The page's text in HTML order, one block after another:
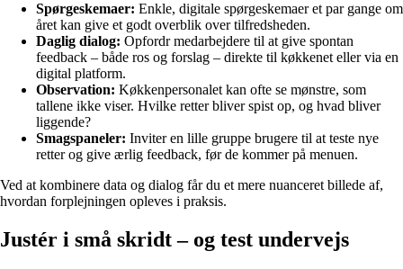
Spørgeskemaer: Enkle, digitale spørgeskemaer et par gange om
året kan give et godt overblik over tilfredsheden.
Daglig dialog: Opfordr medarbejdere til at give spontan
feedback – både ros og forslag – direkte til køkkenet eller via en
digital platform.
Observation: Køkkenpersonalet kan ofte se mønstre, som
tallene ikke viser. Hvilke retter bliver spist op, og hvad bliver
liggende?
Smagspaneler: Inviter en lille gruppe brugere til at teste nye
retter og give ærlig feedback, før de kommer på menuen.
Ved at kombinere data og dialog får du et mere nuanceret billede af,
hvordan forplejningen opleves i praksis.
Justér i små skridt – og test undervejs